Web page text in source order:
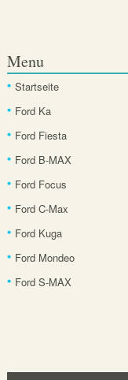
Menu
Startseite
Ford Ka
Ford Fiesta
Ford B-MAX
Ford Focus
Ford C-Max
Ford Kuga
Ford Mondeo
Ford S-MAX